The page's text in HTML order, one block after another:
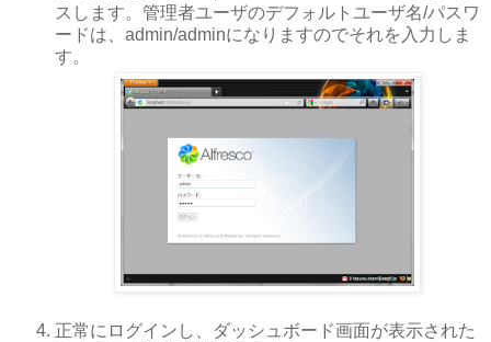
スします。管理者ユーザのデフォルトユーザ名/パスワ
ードは、admin/adminになりますのでそれを入力しま
す。
正常にログインし、ダッシュボード画面が表示された